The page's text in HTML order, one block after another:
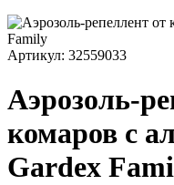
Артикул: 32559033
Аэрозоль-
комаров с
Gardex